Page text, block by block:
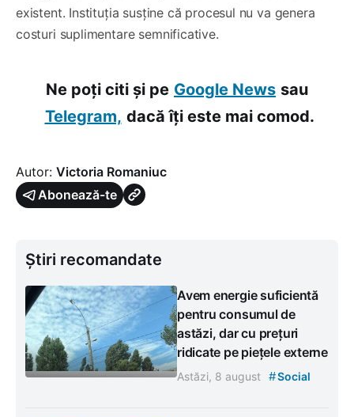
existent. Instituția susține că procesul nu va genera
costuri suplimentare semnificative.
Ne poți citi și pe Google News sau
Telegram, dacă îți este mai comod.
Autor: Victoria Romaniuc
Abonează-te
Știri recomandate
Avem energie suficientă
pentru consumul de
astăzi, dar cu prețuri
ridicate pe piețele externe
Astăzi, 8 august #Social